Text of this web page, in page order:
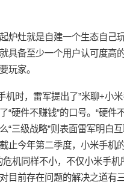
炉灶就是自建一个生态自己
具备至少一个用户认可度高
玩家。
时，雷军提出了”米聊+小
硬件不赚钱”的口号。“硬件
“三级战略”则表面雷军明白
今年第二季度，小米手机
机同样不小，不仅小米手
目前存在问题的解决之道有